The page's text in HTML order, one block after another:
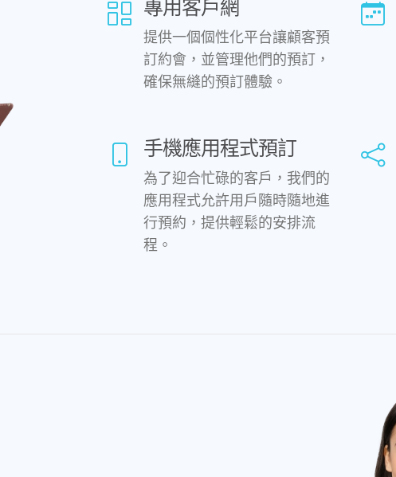
專用客戶網
提供一個個性化平台讓顧客預
訂約會，並管理他們的預訂，
確保無縫的預訂體驗。
手機應用程式預訂
為了迎合忙碌的客戶，我們的
應用程式允許用戶隨時隨地進
行預約，提供輕鬆的安排流
程。